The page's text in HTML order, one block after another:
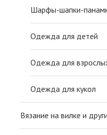
Шарфы-шапки-
Одежда для детей
Одежда для
Одежда для кукол
Вязание на вилке и